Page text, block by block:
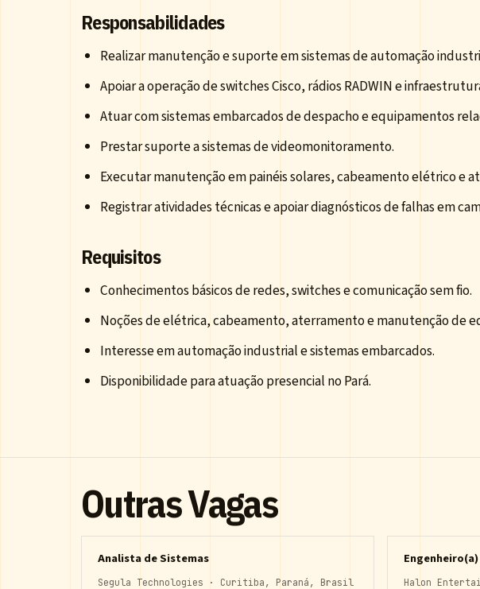
Responsabilidades
Realizar manutenção e suporte em sistemas de automação
Apoiar a operação de switches Cisco, rádios RADWIN e
Atuar com sistemas embarcados de despacho e equipamentos
Prestar suporte a sistemas de videomonitoramento.
Executar manutenção em painéis solares, cabeamento elétrico e
Registrar atividades técnicas e apoiar diagnósticos de falhas em
Requisitos
Conhecimentos básicos de redes, switches e comunicação sem fio.
Noções de elétrica, cabeamento, aterramento e manutenção de
Interesse em automação industrial e sistemas embarcados.
Disponibilidade para atuação presencial no Pará.
Outras Vagas
Analista de Sistemas
Segula Technologies · Curitiba, Paraná, Brasil Halon